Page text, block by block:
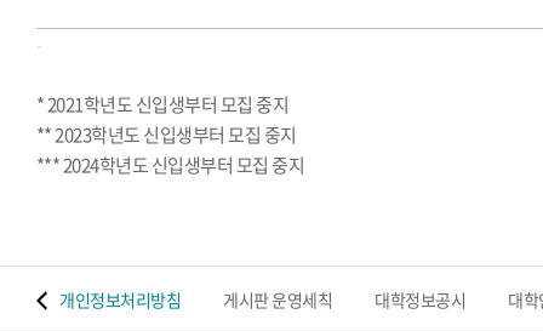
-
* 2021학년도 신입생부터 모집 중지
** 2023학년도 신입생부터 모집 중지
*** 2024학년도 신입생부터 모집 중지
개인정보처리방침 게시판 운영세칙 대학정보공시 대